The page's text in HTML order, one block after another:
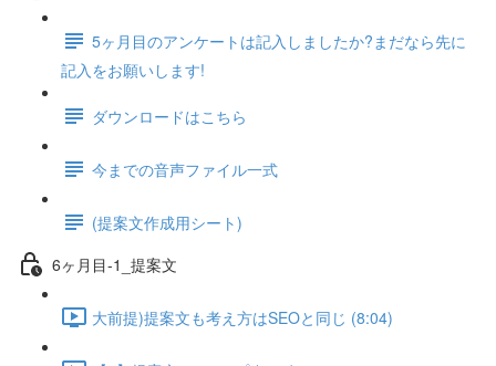
5ヶ月目のアンケートは記入しましたか?まだなら先に
記入をお願いします!
ダウンロードはこちら
今までの音声ファイル一式
(提案文作成用シート)
6ヶ月目-1_提案文
大前提)提案文も考え方はSEOと同じ (8:04)